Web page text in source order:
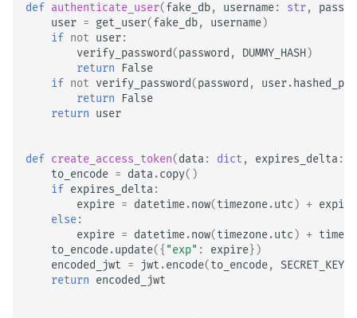
def authenticate_user(fake_db, username: str,
user = get_user(fake_db, username)
if not user:
verify_password(password , DUMMY_HASH)
return
False
if not verify_password(password , user.
return
False
return user
def create_access_token(data : dict , expires_delta :
to_encode = data .copy()
if expires_delta :
expire = datetime.now(timezone.utc ) +
else:
expire = datetime.now(timezone.utc ) +
to_encode.update({ "exp" : expire})
encoded_jwt = jwt .encode(to_encode, SECRET_KEY
return encoded_jwt